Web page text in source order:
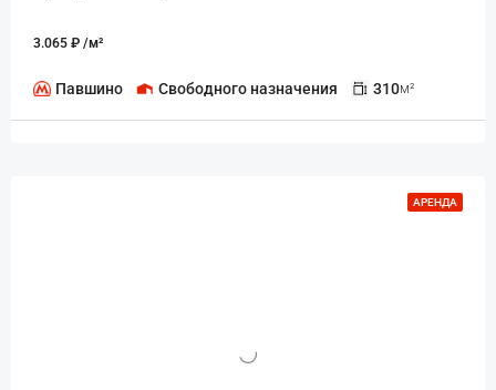
3.065 ₽ /м²
Павшино Свободного назначения 310м²
АРЕНДА